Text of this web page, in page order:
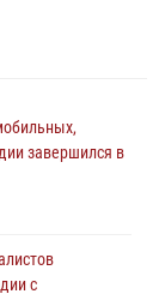
завершился в
с